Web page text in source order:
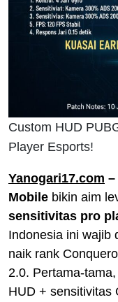
Custom HUD
Player Esports!
Yanogari17.com –
Mobile bikin aim
sensitivitas pro
Indonesia ini wajib
naik rank
2.0. Pertama-
HUD + sensitivitas